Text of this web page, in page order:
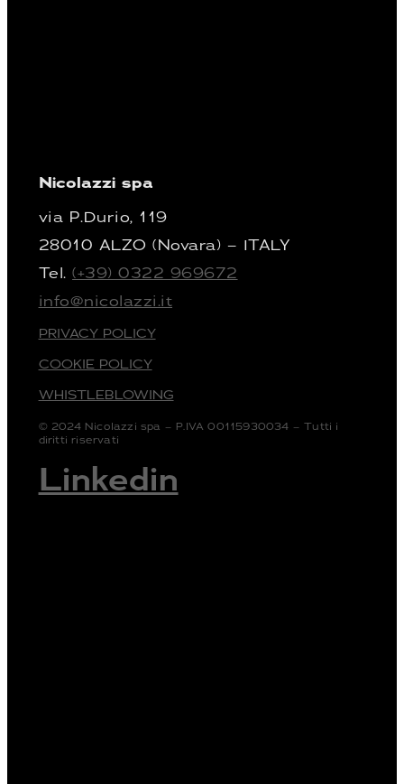
Nicolazzi spa
via P.Durio, 119
28010 ALZO (Novara) – ITALY
Tel.(+39) 0322 969672
info@nicolazzi.it
PRIVACY POLICY
COOKIE POLICY
WHISTLEBLOWING
© 2024 Nicolazzi spa – P.IVA 00115930034 – Tutti i
diritti riservati
Linkedin